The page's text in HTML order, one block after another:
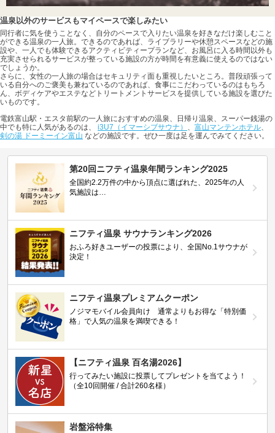
温泉以外のサービスもマイペースで楽しみたい
同行者に気を使うことなく、自分のペースで入りたい温泉を好きなだけ楽しむこと
ができる温泉の一人旅。できるのであれば、ライブラリーや休憩スペースなどの施
設や、一人でも体験できるアクティビティープランなど、お風呂に入る時間以外も
充実させられるサービスが整っている施設の方が時間を有意義に使えるのではない
でしょうか。
さらに、女性の一人旅の場合はセキュリティ面も重視したいところ。普段頑張って
いる自分へのご褒美も兼ねているのであれば、食事にこだわっているのはもちろ
ん、ボディケアやエステなどトリートメントサービスを提供している施設を選びた
いものです。
電鉄富山駅・エスタ前駅の一人旅におすすめの温泉、日帰り温泉、スーパー銭湯の
中でも特に人気があるのは、 i3U7（イマーシブサウナ） 、 富山マンテンホテル、
剣の湯 ドーミーイン富山 などの施設です。ぜひ一度は足を運んでみてください。
第20回ニフティ温泉年間ランキング2025
全国約2.2万件の中から頂点に選ばれた、2025年の人
気施設は…
ニフティ温泉 サウナランキング2026
おふろ好きユーザーの投票により、全国No.1サウナが
決定！
ニフティ温泉プレミアムクーポン
ノジマモバイル会員向け 通常よりもお得な「特別価
格」で人気の温泉を満喫できる！
【ニフティ温泉 百名湯2026】
行ってみたい施設に投票してプレゼントを当てよう！
（全10回開催 / 合計260名様）
岩盤浴特集